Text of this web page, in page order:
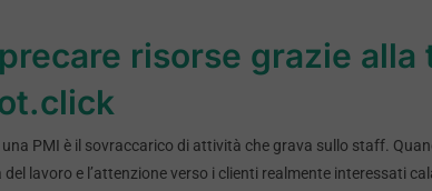
risorse grazie alla
PMI è il sovraccarico di attività che grava sullo staff.
lavoro e l’attenzione verso i clienti realmente interessati